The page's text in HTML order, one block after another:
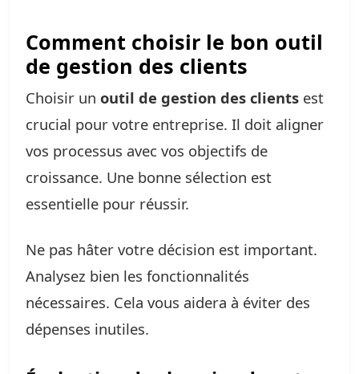
Comment choisir le bon outil
de gestion des clients
Choisir un outil de gestion des clients est
crucial pour votre entreprise. Il doit aligner
vos processus avec vos objectifs de
croissance. Une bonne sélection est
essentielle pour réussir.
Ne pas hâter votre décision est important.
Analysez bien les fonctionnalités
nécessaires. Cela vous aidera à éviter des
dépenses inutiles.